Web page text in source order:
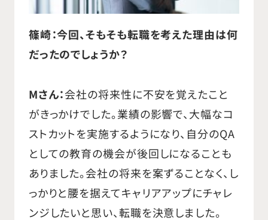
篠崎：今回、そもそも転職を考えた理由は何
だったのでしょうか？
Mさん：会社の将来性に不安を覚えたこと
がきっかけでした。業績の影響で、大幅なコ
ストカットを実施するようになり、自分のQA
としての教育の機会が後回しになることも
ありました。会社の将来を案ずることなく、し
っかりと腰を据えてキャリアアップにチャレ
ンジしたいと思い、転職を決意しました。